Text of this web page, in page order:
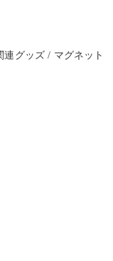
連グッズ マグネット